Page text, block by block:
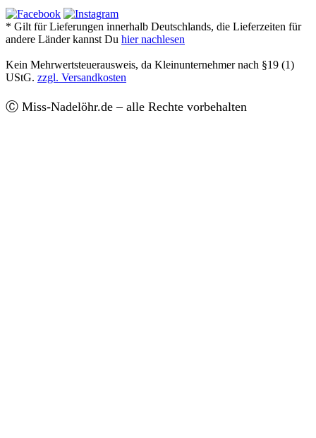
* Gilt für Lieferungen innerhalb Deutschlands, die Lieferzeiten für
andere Länder kannst Du hier nachlesen
Kein Mehrwertsteuerausweis, da Kleinunternehmer nach §19 (1)
UStG. zzgl. Versandkosten
Ⓒ Miss-Nadelöhr.de – alle Rechte vorbehalten